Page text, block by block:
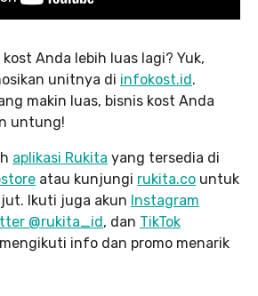
Anda lebih luas lagi? Yuk,
unitnya di infokost.id .
makin luas, bisnis kost Anda
untung!
aplikasi Rukita yang tersedia di
atau kunjungi rukita.co untuk
Ikuti juga akun Instagram
@rukita_id , dan TikTok
info dan promo menarik